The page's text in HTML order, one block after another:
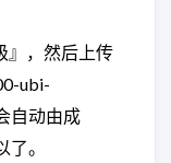
』，然后上传
ubi-
自动由成
。